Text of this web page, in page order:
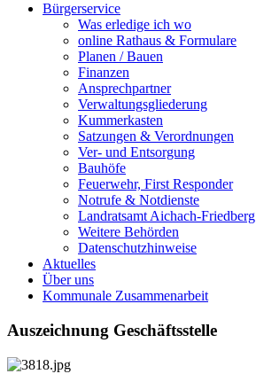
Bürgerservice
Was erledige ich wo
online Rathaus & Formulare
Planen / Bauen
Finanzen
Ansprechpartner
Verwaltungsgliederung
Kummerkasten
Satzungen & Verordnungen
Ver- und Entsorgung
Bauhöfe
Feuerwehr, First Responder
Notrufe & Notdienste
Landratsamt Aichach-Friedberg
Weitere Behörden
Datenschutzhinweise
Aktuelles
Über uns
Kommunale Zusammenarbeit
Auszeichnung Geschäftsstelle